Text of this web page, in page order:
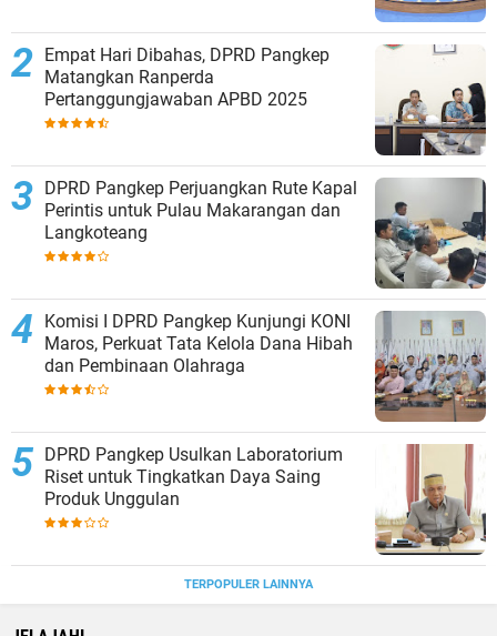
Empat Hari Dibahas, DPRD Pangkep
Matangkan Ranperda
Pertanggungjawaban APBD 2025
DPRD Pangkep Perjuangkan Rute Kapal
Perintis untuk Pulau Makarangan dan
Langkoteang
Komisi I DPRD Pangkep Kunjungi KONI
Maros, Perkuat Tata Kelola Dana Hibah
dan Pembinaan Olahraga
DPRD Pangkep Usulkan Laboratorium
Riset untuk Tingkatkan Daya Saing
Produk Unggulan
TERPOPULER LAINNYA